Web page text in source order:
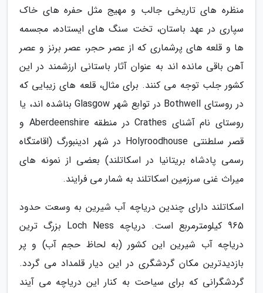
منظره های تاریخی جالب و مهیج مثل حفره های خاک
سپاری در عهد باستان، تخت سنگ های ایستاده، مجسمه
ها و قلعه های پرشماری که از عصر حجر، عصر برنز و عصر
آهن باقی مانده اند به عنوان آثار باستانی ارزشمند در این
کشور جلب توجه می کنند. برای مثال، قلعه های زیبایی که
در روستای Bothwell در توابع شهر Glasgow بناشده اند، یا
روستای نام آشنای Crathes در منطقه Aberdeenshire و
قصر سلطنتی Holyroodhouse در شهر ادینبورگ (اقامتگاه
رسمی پادشاه بریتانیا در اسکاتلند) بعضی از نمونه های
میراث غنی سرزمین اسکاتلند به شمار می فرایند.
اسکاتلند دارای چندین دریاچه آب شیرین به وسعت حدود
965 کیلومترمربع است. دریاچه Loch Ness بزرگ ترین
دریاچه آب شیرین این کشور (به لحاظ حجم آب) و پر
بازدیدترین مکان گردشگری در این دیار قلمداد می گردد.
گردشگرانی که برای سیاحت به کنار این دریاچه می آیند